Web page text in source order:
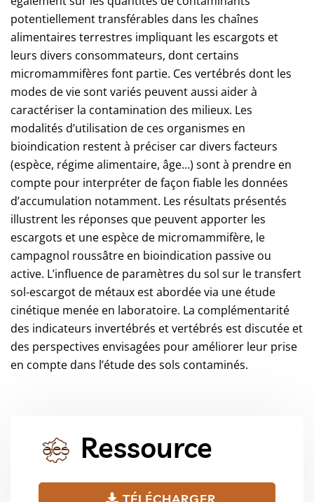
potentiellement transférables dans les chaînes
alimentaires terrestres impliquant les escargots et
leurs divers consommateurs, dont certains
micromammifères font partie. Ces vertébrés dont les
modes de vie sont variés peuvent aussi aider à
caractériser la contamination des milieux. Les
modalités d’utilisation de ces organismes en
bioindication restent à préciser car divers facteurs
(espèce, régime alimentaire, âge…) sont à prendre en
compte pour interpréter de façon fiable les données
d’accumulation notamment. Les résultats présentés
illustrent les réponses que peuvent apporter les
escargots et une espèce de micromammifère, le
campagnol roussâtre en bioindication passive ou
active. L’influence de paramètres du sol sur le transfert
sol-escargot de métaux est abordée via une étude
cinétique menée en laboratoire. La complémentarité
des indicateurs invertébrés et vertébrés est discutée et
des perspectives envisagées pour améliorer leur prise
en compte dans l’étude des sols contaminés.
Ressource